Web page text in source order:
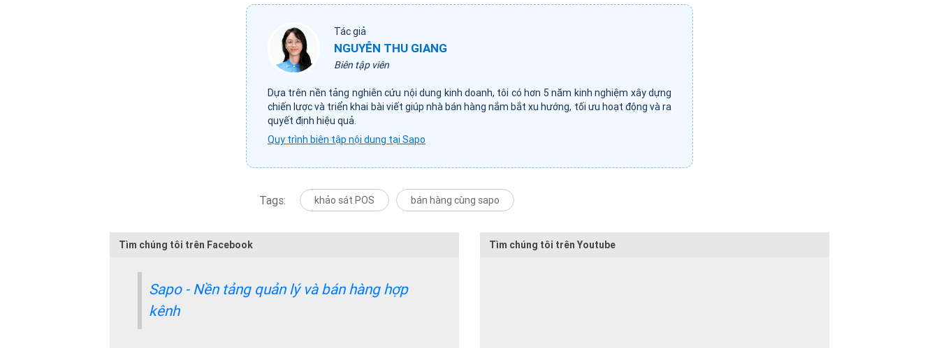
Tác giả
NGUYỄN THU GIANG
Biên tập viên
Dựa trên nền tảng nghiên cứu nội dung kinh doanh, tôi có hơn 5 năm kinh nghiệm xây dựng
chiến lược và triển khai bài viết giúp nhà bán hàng nắm bắt xu hướng, tối ưu hoạt động và ra
quyết định hiệu quả.
Quy trình biên tập nội dung tại Sapo
Tags: khảo sát POS bán hàng cùng sapo
Tìm chúng tôi trên Facebook
Sapo - Nền tảng quản lý và bán hàng hợp
kênh
Tìm chúng tôi trên Youtube